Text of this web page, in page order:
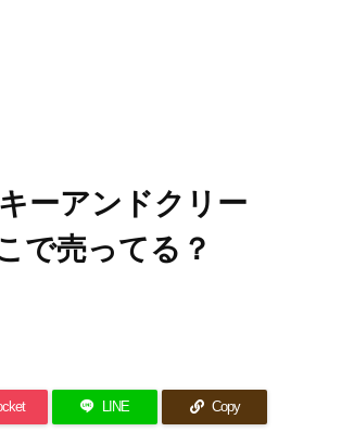
ーアンドクリー
で売ってる？
LINE Copy